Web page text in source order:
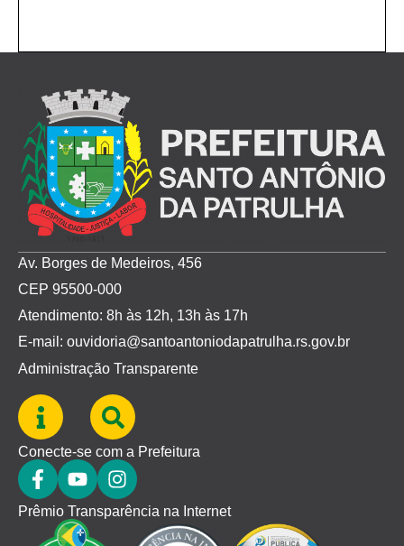
Av. Borges de Medeiros, 456
CEP 95500-000
Atendimento: 8h às 12h, 13h às 17h
E-mail: ouvidoria@santoantoniodapatrulha.rs.gov.br
Administração Transparente
Conecte-se com a Prefeitura
Prêmio Transparência na Internet